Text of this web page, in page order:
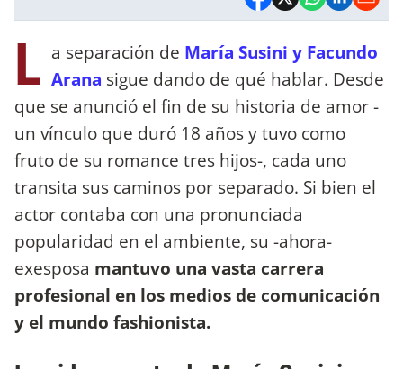
L a separación de María Susini y Facundo
Arana sigue dando de qué hablar. Desde
que se anunció el fin de su historia de amor -
un vínculo que duró 18 años y tuvo como
fruto de su romance tres hijos-, cada uno
transita sus caminos por separado. Si bien el
actor contaba con una pronunciada
popularidad en el ambiente, su -ahora-
exesposa mantuvo una vasta carrera
profesional en los medios de comunicación
y el mundo fashionista.